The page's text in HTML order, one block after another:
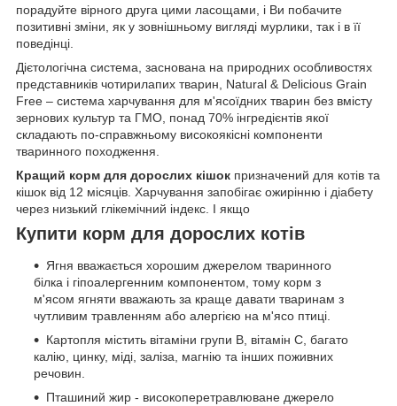
порадуйте вірного друга цими ласощами, і Ви побачите
позитивні зміни, як у зовнішньому вигляді мурлики, так і в її
поведінці.
Дієтологічна система, заснована на природних особливостях
представників чотирилапих тварин, Natural & Delicious Grain
Free – система харчування для м'ясоїдних тварин без вмісту
зернових культур та ГМО, понад 70% інгредієнтів якої
складають по-справжньому високоякісні компоненти
тваринного походження.
Кращий корм для дорослих кішок призначений для котів та
кішок від 12 місяців. Харчування запобігає ожирінню і діабету
через низький глікемічний індекс. І якщо
Купити корм для дорослих котів
Ягня вважається хорошим джерелом тваринного
білка і гіпоалергенним компонентом, тому корм з
м'ясом ягняти вважають за краще давати тваринам з
чутливим травленням або алергією на м'ясо птиці.
Картопля містить вітаміни групи B, вітамін С, багато
калію, цинку, міді, заліза, магнію та інших поживних
речовин.
Пташиний жир - високоперетравлюване джерело